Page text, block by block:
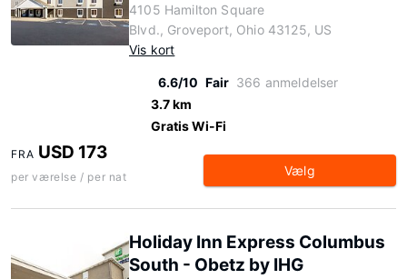
4105 Hamilton Square
Blvd., Groveport, Ohio 43125, US
Vis kort
6.6/10 Fair 366 anmeldelser
3.7 km
Gratis Wi-Fi
FRA USD 173
per værelse / per nat Vælg
Holiday Inn Express Columbus
South - Obetz by IHG